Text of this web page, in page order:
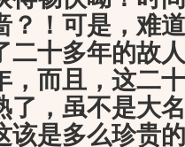
？！可是，难
二十多年的故
，而且，这二
了，虽不是大
该是多么珍贵